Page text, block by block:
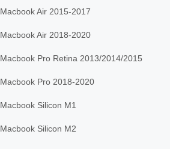
Macbook Air 2015-2017
Macbook Air 2018-2020
Macbook Pro Retina 2013/2014/2015
Macbook Pro 2018-2020
Macbook Silicon M1
Macbook Silicon M2